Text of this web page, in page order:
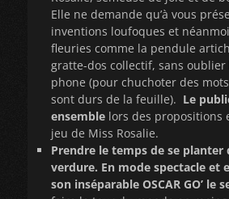
Elle ne demande qu’à vous
inventions loufoques et
fleuries comme la pendule
gratte-dos collectif, sans oublier
phone (pour chuchoter des
sont durs de la feuille). Le
ensemble lors des propositions
jeu de Miss Rosalie.
Prendre le temps de se planter
verdure. En mode spectacle et
son inséparable OSCAR GO’ le